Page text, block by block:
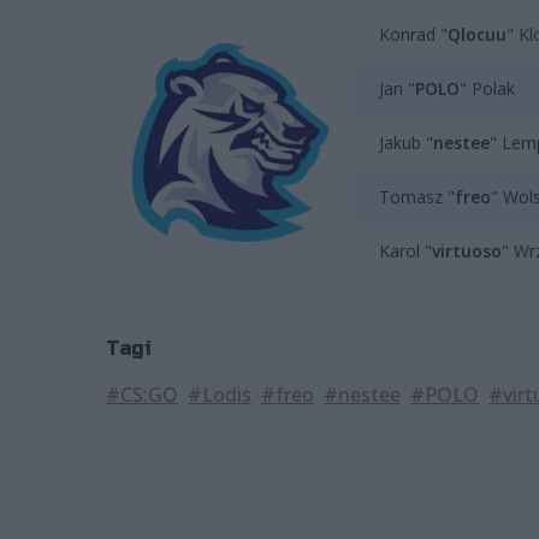
Konrad "Qlocuu"
Jan "POLO" Polak
Jakub "nestee"
Tomasz "freo"
Karol "virtuoso"
Tagi
#CS:GO #Lodis #freo #nestee #POLO